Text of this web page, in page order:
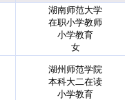
湖南师范大学
在职小学教师
小学教育
女
湖州师范学院
本科大二在读
小学教育